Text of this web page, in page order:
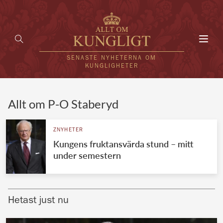
SENASTE NYHETERNA OM
KUNGLIGHETER
UTLÄNDSKT
VÄRLDENS KUNGAHUS
Brittiska kungahuset
Allt om P-O Staberyd
ZNYHETER
Kungens fruktansvärda stund – mitt
under semestern
Hetast just nu